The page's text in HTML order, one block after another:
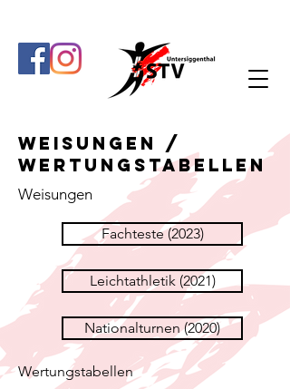
Weisungen /
Wertungstabellen
Weisungen
Fachteste (2023)
Leichtathletik (2021)
Nationalturnen (2020)
Wertungstabellen